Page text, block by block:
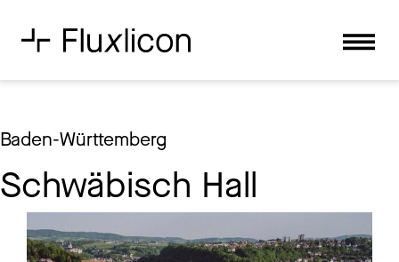
Baden-Württemberg
Schwäbisch Hall